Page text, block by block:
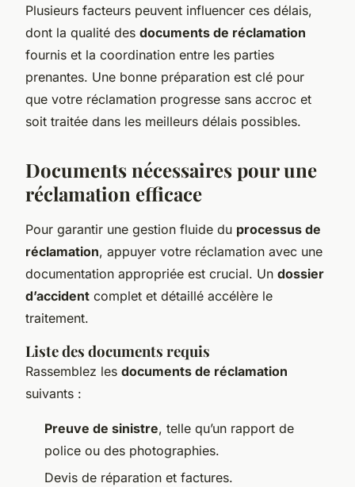
Plusieurs facteurs peuvent influencer ces délais,
dont la qualité des documents de réclamation
fournis et la coordination entre les parties
prenantes. Une bonne préparation est clé pour
que votre réclamation progresse sans accroc et
soit traitée dans les meilleurs délais possibles.
Documents nécessaires pour une
réclamation efficace
Pour garantir une gestion fluide du processus de
réclamation, appuyer votre réclamation avec une
documentation appropriée est crucial. Un dossier
d’accident complet et détaillé accélère le
traitement.
Liste des documents requis
Rassemblez les documents de réclamation
suivants :
Preuve de sinistre, telle qu’un rapport de
police ou des photographies.
Devis de réparation et factures.